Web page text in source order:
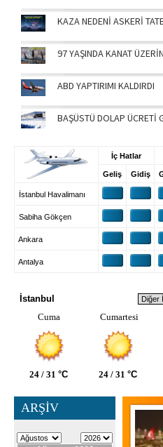
KAZA NEDENİ ASKERİ
97 YAŞINDA KANAT
ABD YAPTIRIMI KALDIRDI
BAŞÜSTÜ DOLAP ÜCRETİ
İç Hatlar
Geliş Gidiş
İstanbul Havalimanı
Sabiha Gökçen
Ankara
Antalya
İstanbul
Cuma
Cumartesi
24 / 31 °C 24 / 31 °C
ARŞİV